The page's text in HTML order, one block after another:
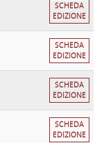
SCHEDA
EDIZIONE
SCHEDA
EDIZIONE
SCHEDA
EDIZIONE
SCHEDA
EDIZIONE